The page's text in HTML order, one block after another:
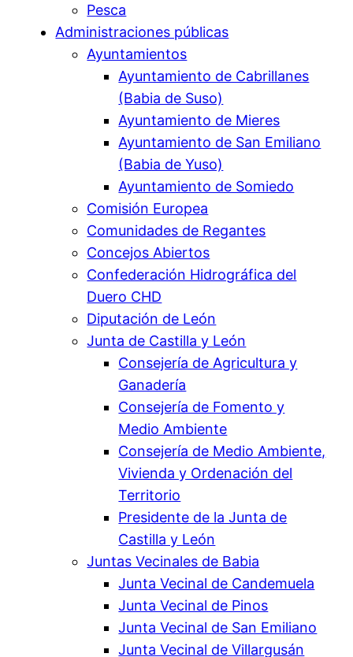
Pesca
Administraciones públicas
Ayuntamientos
Ayuntamiento de Cabrillanes
(Babia de Suso)
Ayuntamiento de Mieres
Ayuntamiento de San Emiliano
(Babia de Yuso)
Ayuntamiento de Somiedo
Comisión Europea
Comunidades de Regantes
Concejos Abiertos
Confederación Hidrográfica del
Duero CHD
Diputación de León
Junta de Castilla y León
Consejería de Agricultura y
Ganadería
Consejería de Fomento y
Medio Ambiente
Consejería de Medio Ambiente,
Vivienda y Ordenación del
Territorio
Presidente de la Junta de
Castilla y León
Juntas Vecinales de Babia
Junta Vecinal de Candemuela
Junta Vecinal de Pinos
Junta Vecinal de San Emiliano
Junta Vecinal de Villargusán